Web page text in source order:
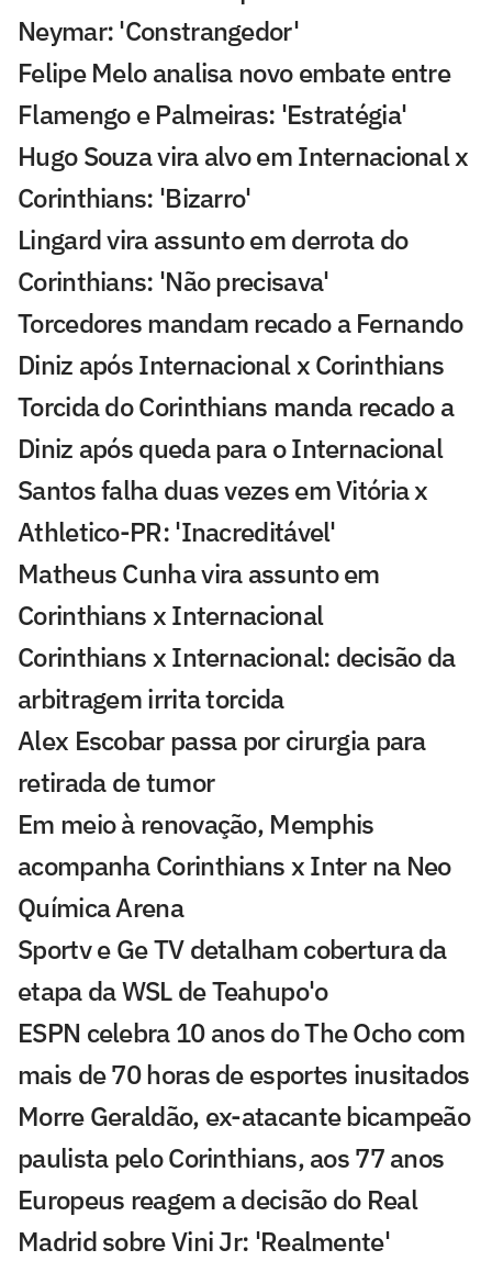
Neymar: 'Constrangedor'
Felipe Melo analisa novo embate entre
Flamengo e Palmeiras: 'Estratégia'
Hugo Souza vira alvo em Internacional x
Corinthians: 'Bizarro'
Lingard vira assunto em derrota do
Corinthians: 'Não precisava'
Torcedores mandam recado a Fernando
Diniz após Internacional x Corinthians
Torcida do Corinthians manda recado a
Diniz após queda para o Internacional
Santos falha duas vezes em Vitória x
Athletico-PR: 'Inacreditável'
Matheus Cunha vira assunto em
Corinthians x Internacional
Corinthians x Internacional: decisão da
arbitragem irrita torcida
Alex Escobar passa por cirurgia para
retirada de tumor
Em meio à renovação, Memphis
acompanha Corinthians x Inter na Neo
Química Arena
Sportv e Ge TV detalham cobertura da
etapa da WSL de Teahupo'o
ESPN celebra 10 anos do The Ocho com
mais de 70 horas de esportes inusitados
Morre Geraldão, ex-atacante bicampeão
paulista pelo Corinthians, aos 77 anos
Europeus reagem a decisão do Real
Madrid sobre Vini Jr: 'Realmente'